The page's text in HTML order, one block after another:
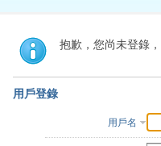
索
抱歉，您尚未登錄
用戶登錄
用戶名